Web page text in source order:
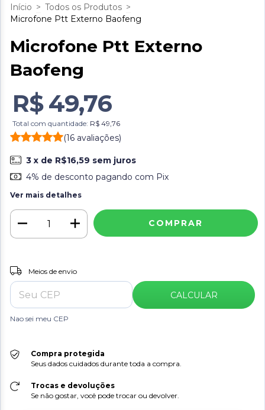
Início > Todos os Produtos >
Microfone Ptt Externo Baofeng
Microfone Ptt Externo
Baofeng
R$ 49,76
Total com quantidade: R$ 49,76
(16 avaliações)
3 x de R$16,59 sem juros
4% de desconto pagando com Pix
Ver mais detalhes
Entregas para o CEP:
Meios de envio
CALCULAR
Nao sei meu CEP
Compra protegida
Seus dados cuidados durante toda a compra.
Trocas e devoluções
Se não gostar, você pode trocar ou devolver.